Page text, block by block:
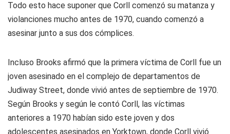
Todo esto hace suponer que Corll comenzó su matanza y
violanciones mucho antes de 1970, cuando comenzó a
asesinar junto a sus dos cómplices.
Incluso Brooks afirmó que la primera víctima de Corll fue un
joven asesinado en el complejo de departamentos de
Judiway Street, donde vivió antes de septiembre de 1970.
Según Brooks y según le contó Corll, las víctimas
anteriores a 1970 habían sido este joven y dos
adolescentes asesinados en Yorktown, donde Corll vivió